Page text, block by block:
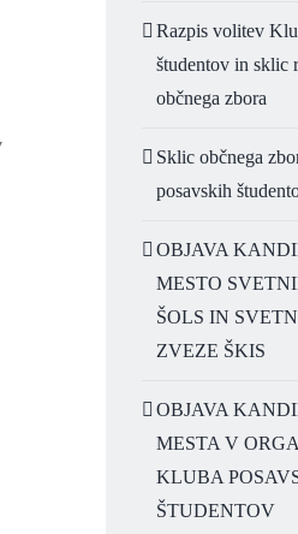
Razpis volitev
študentov in sklic
občnega zbora
Sklic občnega
posavskih
OBJAVA
MESTO
ŠOLS IN
ZVEZE ŠKIS
OBJAVA
MESTA V
KLUBA
ŠTUDENTOV